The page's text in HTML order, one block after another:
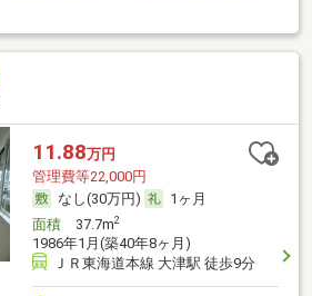
11.88万円
管理費等22,000円
なし(30万円)
1ヶ月
面積37.7m2
1986年1月(築40年8ヶ月)
ＪＲ東海道本線 大津駅 徒歩9分